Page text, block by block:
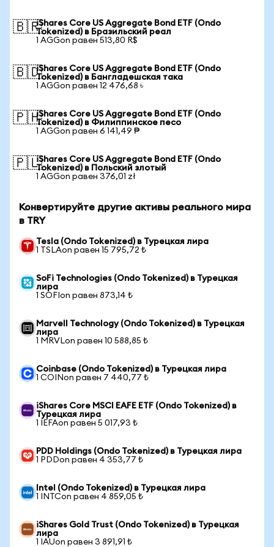
🇧🇷iShares Core US Aggregate Bond ETF (Ondo
Tokenized) в Бразильский реал
1 AGGon равен 513,80 R$
🇧🇩iShares Core US Aggregate Bond ETF (Ondo
Tokenized) в Бангладешская така
1 AGGon равен 12 476,68 ৳
🇵🇭iShares Core US Aggregate Bond ETF (Ondo
Tokenized) в Филиппинское песо
1 AGGon равен 6 141,49 ₱
🇵🇱iShares Core US Aggregate Bond ETF (Ondo
Tokenized) в Польский злотый
1 AGGon равен 376,01 zł
Конвертируйте другие активы реального мира
в TRY
Tesla (Ondo Tokenized) в Турецкая лира
1 TSLAon равен 15 795,72 ₺
SoFi Technologies (Ondo Tokenized) в Турецкая
лира
1 SOFIon равен 873,14 ₺
Marvell Technology (Ondo Tokenized) в Турецкая
лира
1 MRVLon равен 10 588,85 ₺
Coinbase (Ondo Tokenized) в Турецкая лира
1 COINon равен 7 440,77 ₺
iShares Core MSCI EAFE ETF (Ondo Tokenized) в
Турецкая лира
1 IEFAon равен 5 017,93 ₺
PDD Holdings (Ondo Tokenized) в Турецкая лира
1 PDDon равен 4 353,77 ₺
Intel (Ondo Tokenized) в Турецкая лира
1 INTCon равен 4 859,05 ₺
iShares Gold Trust (Ondo Tokenized) в Турецкая
лира
1 IAUon равен 3 891,91 ₺